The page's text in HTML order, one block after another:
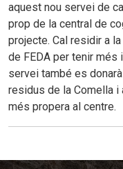
aquest nou servei de
prop de la central de
projecte. Cal residir a
de FEDA per tenir més
servei també es
residus de la Comella i
més propera al centre.